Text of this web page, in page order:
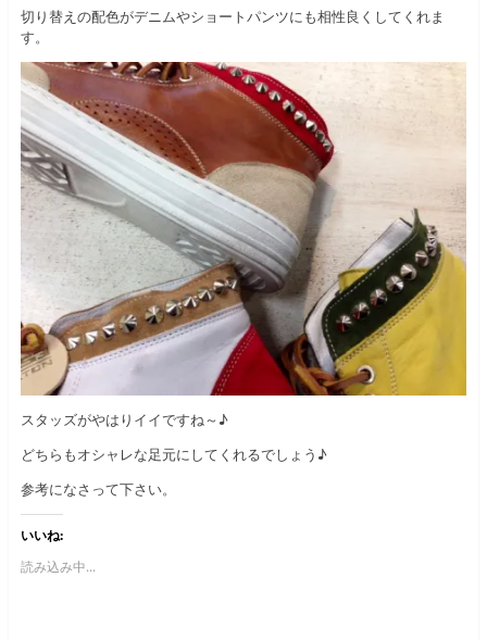
切り替えの配色がデニムやショートパンツにも相性良くしてくれま
す。
スタッズがやはりイイですね～♪
どちらもオシャレな足元にしてくれるでしょう♪
参考になさって下さい。
いいね:
読み込み中...